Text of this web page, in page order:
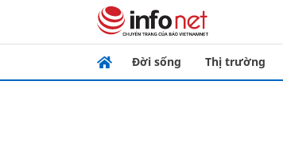
Đời sống Thị trường